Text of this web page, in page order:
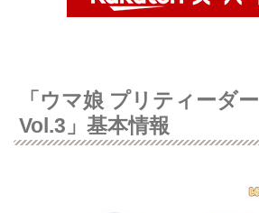
「ウマ娘 プリティーダ
Vol.3」基本情報